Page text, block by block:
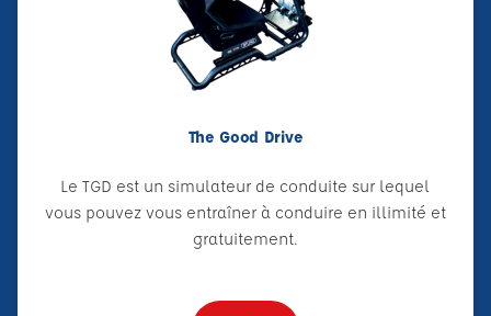
The Good Drive
Le TGD est un simulateur de conduite sur lequel
vous pouvez vous entraîner à conduire en illimité et
gratuitement.